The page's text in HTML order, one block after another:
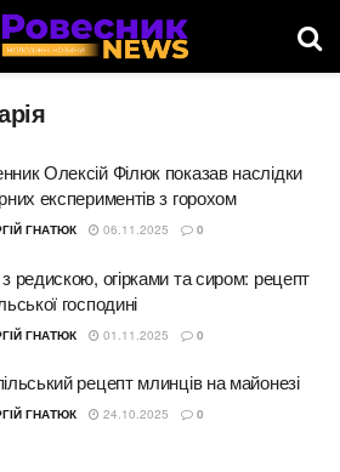
Олексій Філюк показав наслідки
експериментів з горохом
ГНАТЮК 06.11.2025 0
редискою, огірками та сиром: рецепт
господині
ГНАТЮК 01.11.2025 0
рецепт млинців на майонезі
ГНАТЮК 24.10.2025 0